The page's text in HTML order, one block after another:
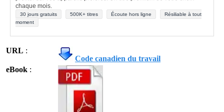
chaque mois.
30 jours gratuits 500K+ titres Écoute hors ligne
Résiliable à tout
moment
URL :
Code canadien du travail
eBook :